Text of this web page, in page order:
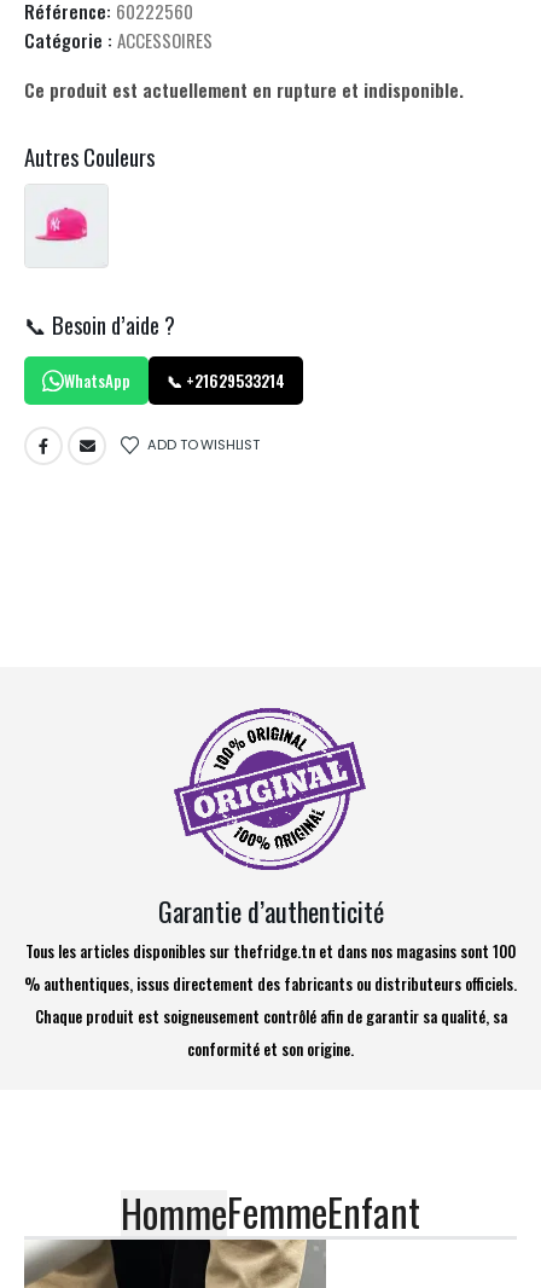
Référence: 60222560
Catégorie : ACCESSOIRES
Ce produit est actuellement en rupture et indisponible.
Autres Couleurs
📞 Besoin d’aide ?
WhatsApp 📞 +21629533214
ADD TO WISHLIST
Garantie d’authenticité
Tous les articles disponibles sur thefridge.tn et dans nos magasins sont 100
% authentiques, issus directement des fabricants ou distributeurs officiels.
Chaque produit est soigneusement contrôlé afin de garantir sa qualité, sa
conformité et son origine.
HommeFemmeEnfant